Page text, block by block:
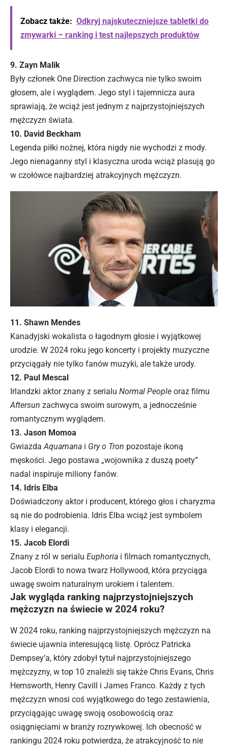
Zobacz także: Odkryj najskuteczniejsze tabletki do
zmywarki – ranking i test najlepszych produktów
9. Zayn Malik
Były członek One Direction zachwyca nie tylko swoim
głosem, ale i wyglądem. Jego styl i tajemnicza aura
sprawiają, że wciąż jest jednym z najprzystojniejszych
mężczyzn świata.
10. David Beckham
Legenda piłki nożnej, która nigdy nie wychodzi z mody.
Jego nienaganny styl i klasyczna uroda wciąż plasują go
w czołówce najbardziej atrakcyjnych mężczyzn.
11. Shawn Mendes
Kanadyjski wokalista o łagodnym głosie i wyjątkowej
urodzie. W 2024 roku jego koncerty i projekty muzyczne
przyciągały nie tylko fanów muzyki, ale także urody.
12. Paul Mescal
Irlandzki aktor znany z serialu Normal People oraz filmu
Aftersun zachwyca swoim surowym, a jednocześnie
romantycznym wyglądem.
13. Jason Momoa
Gwiazda Aquamana i Gry o Tron pozostaje ikoną
męskości. Jego postawa „wojownika z duszą poety”
nadal inspiruje miliony fanów.
14. Idris Elba
Doświadczony aktor i producent, którego głos i charyzma
są nie do podrobienia. Idris Elba wciąż jest symbolem
klasy i elegancji.
15. Jacob Elordi
Znany z ról w serialu Euphoria i filmach romantycznych,
Jacob Elordi to nowa twarz Hollywood, która przyciąga
uwagę swoim naturalnym urokiem i talentem.
Jak wygląda ranking najprzystojniejszych
mężczyzn na świecie w 2024 roku?
W 2024 roku, ranking najprzystojniejszych mężczyzn na
świecie ujawnia interesującą listę. Oprócz Patricka
Dempsey’a, który zdobył tytuł najprzystojniejszego
mężczyzny, w top 10 znaleźli się także Chris Evans, Chris
Hemsworth, Henry Cavill i James Franco. Każdy z tych
mężczyzn wnosi coś wyjątkowego do tego zestawienia,
przyciągając uwagę swoją osobowością oraz
osiągnięciami w branży rozrywkowej. Ich obecność w
rankingu 2024 roku potwierdza, że atrakcyjność to nie